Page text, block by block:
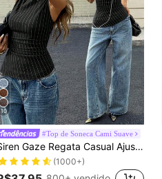
10
#Top de Soneca Cami Suave
Siren Gaze Regata Casual Ajustada Franzida com Listras Feminina
(1000+)